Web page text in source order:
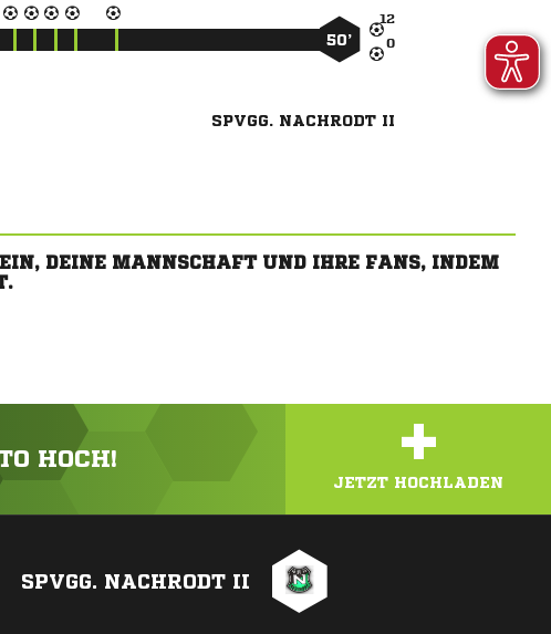


50’
SPVGG. NACHRODT II
DEINE MANNSCHAFT UND IHRE FANS, INDEM
HOCH! +
JETZT HOCHLADEN
SPVGG. NACHRODT II